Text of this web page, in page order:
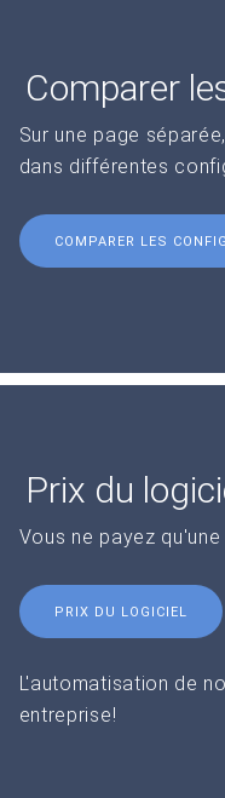
Comparer
Sur une page
dans différentes
COMPARER LES
Prix du
Vous ne payez
PRIX DU LOGICIEL
L'automatisation de
entreprise!